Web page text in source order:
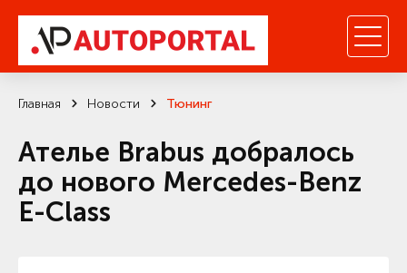
Главная Новости Тюнинг
Ателье Brabus добралось
до нового Mercedes-Benz
E-Class